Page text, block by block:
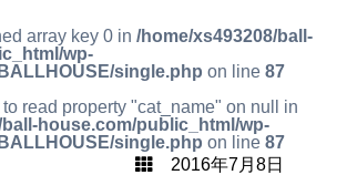
array key 0 in /home/xs493208/ball-
wp-
single.php on line 87
to read property "cat_name" on null in
house.com/public_html/wp-
single.php on line 87
2016年7月8日